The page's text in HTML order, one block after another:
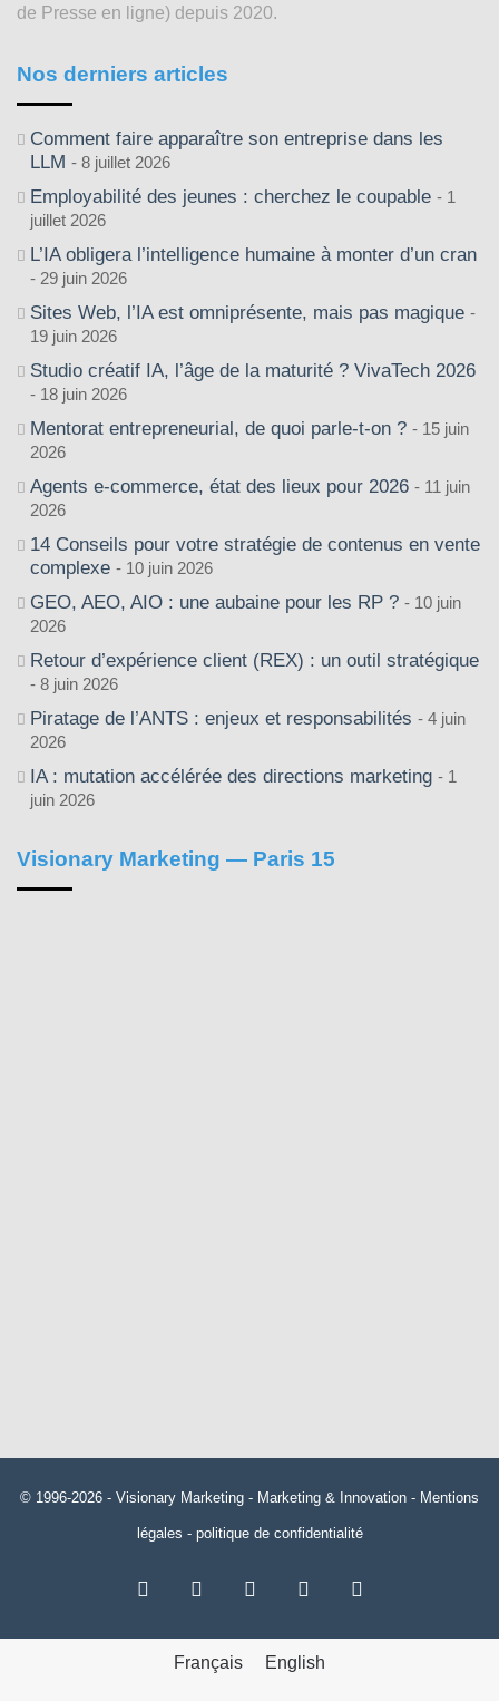
de Presse en ligne) depuis 2020.
Nos derniers articles
Comment faire apparaître son entreprise dans les
LLM
8 juillet 2026
Employabilité des jeunes : cherchez le coupable
1
juillet 2026
L’IA obligera l’intelligence humaine à monter d’un cran
29 juin 2026
Sites Web, l’IA est omniprésente, mais pas magique
19 juin 2026
Studio créatif IA, l’âge de la maturité ? VivaTech 2026
18 juin 2026
Mentorat entrepreneurial, de quoi parle-t-on ?
15 juin
2026
Agents e-commerce, état des lieux pour 2026
11 juin
2026
14 Conseils pour votre stratégie de contenus en vente
complexe
10 juin 2026
GEO, AEO, AIO : une aubaine pour les RP ?
10 juin
2026
Retour d’expérience client (REX) : un outil stratégique
8 juin 2026
Piratage de l’ANTS : enjeux et responsabilités
4 juin
2026
IA : mutation accélérée des directions marketing
1
juin 2026
Visionary Marketing — Paris 15
© 1996-2026 - Visionary Marketing - Marketing & Innovation - Mentions
légales - politique de confidentialité
Facebook Linkedin
Français English